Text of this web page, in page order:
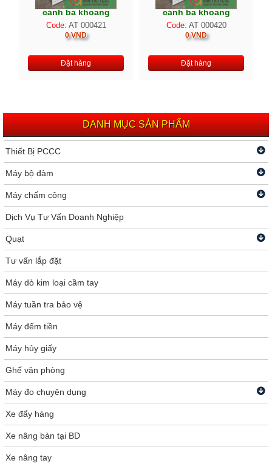
cánh ba khoang
Code: AT 000421
0 VND
Đặt hàng
cánh ba khoang
Code: AT 000420
0 VND
Đặt hàng
DANH MỤC SẢN PHẨM
Thiết Bị PCCC
Máy bộ đàm
Máy chấm công
Dịch Vụ Tư Vấn Doanh Nghiệp
Quạt
Tư vấn lắp đặt
Máy dò kim loại cầm tay
Máy tuần tra bảo vệ
Máy đếm tiền
Máy hủy giấy
Ghế văn phòng
Máy đo chuyên dụng
Xe đẩy hàng
Xe nâng bàn tại BD
Xe nâng tay